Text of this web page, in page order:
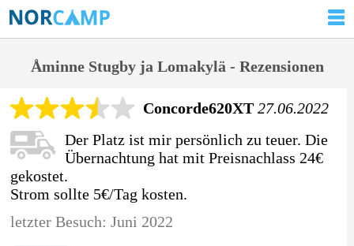
Åminne Stugby ja Lomakylä - Rezensionen
Concorde620XT 27.06.2022
Der Platz ist mir persönlich zu teuer. Die
Übernachtung hat mit Preisnachlass 24€
gekostet.
Strom sollte 5€/Tag kosten.
letzter Besuch: Juni 2022